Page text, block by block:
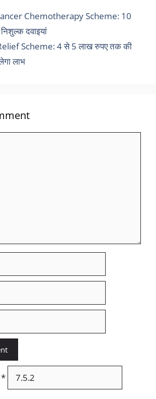
Chemotherapy Scheme: 10
दवाइयां
Scheme: 4 से 5 लाख रुपए तक की
लाभ
*